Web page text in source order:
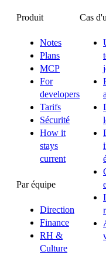
Produit
Notes
Plans
MCP
For
developers
Tarifs
Sécurité
How it
stays
current
Par équipe
Direction
Finance
RH &
Culture
Cas